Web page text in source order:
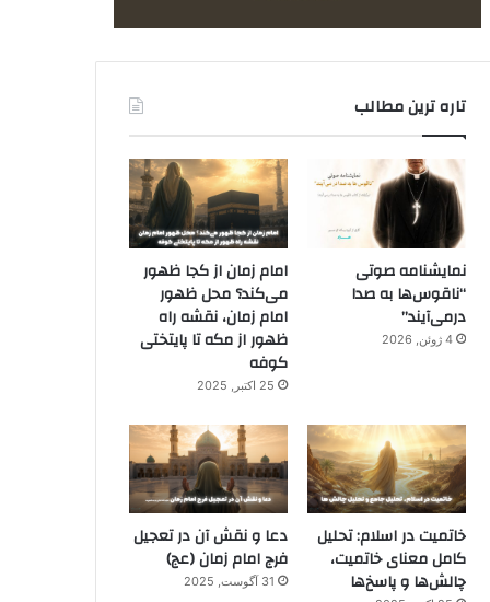
تاره ترین مطالب
نمایشنامه صوتی
“ناقوس‌ها به صدا
در‌می‌آیند”
4 ژوئن, 2026
امام زمان از کجا ظهور
می‌کند؟ محل ظهور
امام زمان، نقشه راه
ظهور از مکه تا پایتختی
کوفه
25 اکتبر, 2025
خاتمیت در اسلام: تحلیل
کامل معنای خاتمیت،
چالش‌ها و پاسخ‌ها
دعا و نقش آن در تعجیل
فرج امام زمان (عج)
31 آگوست, 2025